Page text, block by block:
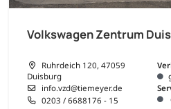
Volkswagen Zentrum
Ruhrdeich 120, 47059
Duisburg
info.vzd@tiemeyer.de
0203 / 6688176 - 15